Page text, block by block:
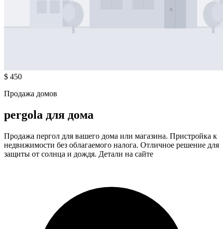
$ 450
Продажа домов
pergola для дома
Продажа пергол для вашего дома или магазина. Пристройка к
недвижимости без облагаемого налога. Отличное решение для
защиты от солнца и дождя. Детали на сайте